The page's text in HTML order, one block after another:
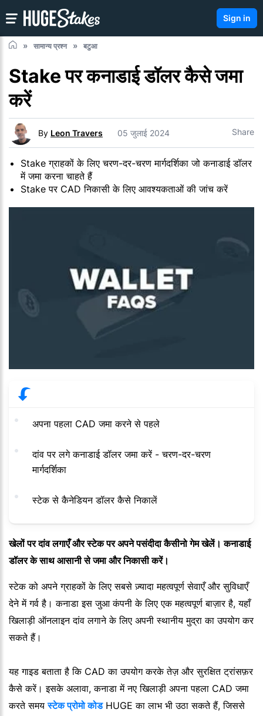
Sign in
सामान्य प्रश्न बटुआ
Stake पर कनाडाई डॉलर कैसे जमा
करें
By Leon Travers 05 जुलाई 2024 Share
Stake ग्राहकों के लिए चरण-दर-चरण मार्गदर्शिका जो कनाडाई डॉलर
में जमा करना चाहते हैं
Stake पर CAD निकासी के लिए आवश्यकताओं की जांच करें
अपना पहला CAD जमा करने से पहले
दांव पर लगे कनाडाई डॉलर जमा करें - चरण-दर-चरण
मार्गदर्शिका
स्टेक से कैनेडियन डॉलर कैसे निकालें
खेलों पर दांव लगाएँ और स्टेक पर अपने पसंदीदा कैसीनो गेम खेलें। कनाडाई
डॉलर के साथ आसानी से जमा और निकासी करें।
स्टेक को अपने ग्राहकों के लिए सबसे ज़्यादा महत्वपूर्ण सेवाएँ और सुविधाएँ
देने में गर्व है। कनाडा इस जुआ कंपनी के लिए एक महत्वपूर्ण बाज़ार है, यहाँ
खिलाड़ी ऑनलाइन दांव लगाने के लिए अपनी स्थानीय मुद्रा का उपयोग कर
सकते हैं।
यह गाइड बताता है कि CAD का उपयोग करके तेज़ और सुरक्षित ट्रांसफ़र
कैसे करें। इसके अलावा, कनाडा में नए खिलाड़ी अपना पहला CAD जमा
करते समयस्टेक प्रोमो कोडHUGE का लाभ भी उठा सकते हैं, जिससे